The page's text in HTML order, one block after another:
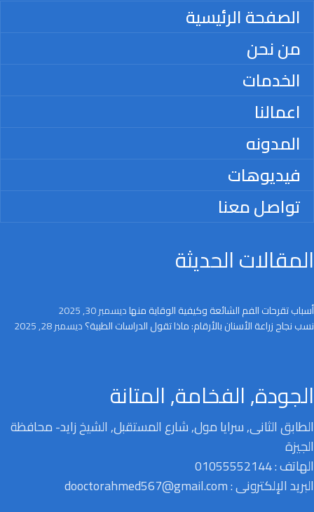
الصفحة الرئيسية
من نحن
الخدمات
اعمالنا
المدونه
فيديوهات
تواصل معنا
المقالات الحديثة
أسباب تقرحات الفم الشائعة وكيفية الوقاية منهاديسمبر 30, 2025
نسب نجاح زراعة الأسنان بالأرقام: ماذا تقول الدراسات الطبية؟ديسمبر 28, 2025
الجودة, الفخامة, المتانة
الطابق الثانى, سرايا مول, شارع المستقبل, الشيخ زايد- محافظة
الجيزة
الهاتف : 01055552144
البريد الإلكترونى : dooctorahmed567@gmail.com